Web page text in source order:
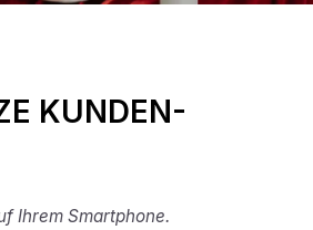
KUNDEN-
Ihrem Smartphone.